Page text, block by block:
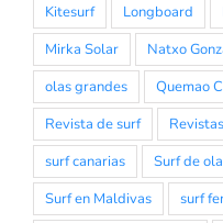
Kitesurf
Longboard
Mirka Solar
Natxo
olas grandes
Quemao
Revista de surf
surf canarias
Surf de
Surf en Maldivas
surf